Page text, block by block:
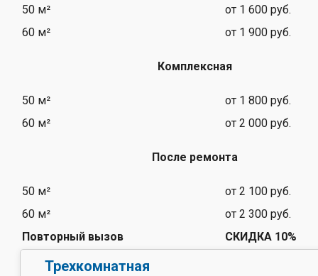
50 м²
от 1 600 руб.
60 м²
от 1 900 руб.
Комплексная
50 м²
от 1 800 руб.
60 м²
от 2 000 руб.
После ремонта
50 м²
от 2 100 руб.
60 м²
от 2 300 руб.
Повторный вызов
СКИДКА 10%
Трехкомнатная